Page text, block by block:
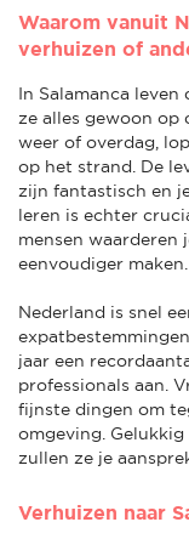
Waarom vanuit
verhuizen of
In Salamanca leven
ze alles gewoon
weer of overdag,
op het strand. De
zijn fantastisch en
leren is echter
mensen waarderen
eenvoudiger maken.
Nederland is snel
jaar een
professionals aan.
fijnste dingen om
omgeving.
zullen ze je
Verhuizen naar